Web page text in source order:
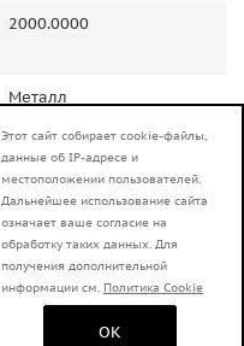
2000.0000
Металл
от перегрузки
59.0000
26.0000
16.0000
Этот сайт собирает cookie-файлы,
данные об IP-адресе и
местоположении пользователей.
Дальнейшее использование сайта
означает ваше согласие на
обработку таких данных. Для
получения дополнительной
информации см. Политика Cookie
OK